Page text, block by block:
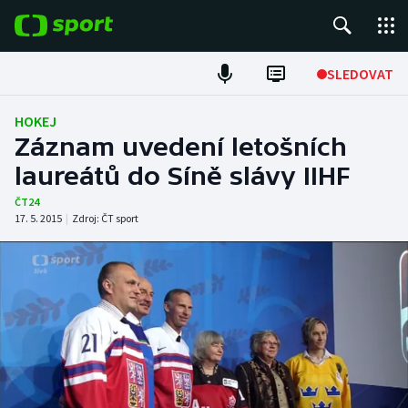
SLEDOVAT
Fotbal
Hokej
Tenis
Atletika
DALŠÍ SPORTY
Americký fotbal
NEPŘEHLÉDNĚTE
HOKEJ
Záznam uvedení letošních
laureátů do Síně slávy IIHF
ČT24
17. 5. 2015 | Zdroj: ČT sport